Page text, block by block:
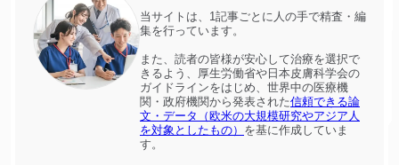
当サイトは、1記事ごとに人の手で精査・編
集を行っています。
また、読者の皆様が安心して治療を選択で
きるよう、厚生労働省や日本皮膚科学会の
ガイドラインをはじめ、世界中の医療機
関・政府機関から発表された信頼できる論
文・データ（欧米の大規模研究やアジア人
を対象としたもの） を基に作成していま
す。